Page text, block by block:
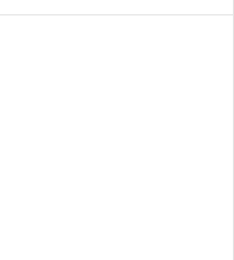
slovensky / anglickyProcesor: